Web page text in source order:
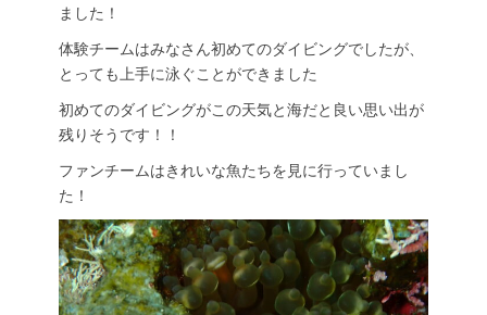
ました！
体験チームはみなさん初めてのダイビングでしたが、
とっても上手に泳ぐことができました
初めてのダイビングがこの天気と海だと良い思い出が
残りそうです！！
ファンチームはきれいな魚たちを見に行っていまし
た！